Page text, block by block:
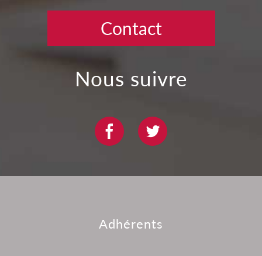
Contact
nous suivre
adhérents